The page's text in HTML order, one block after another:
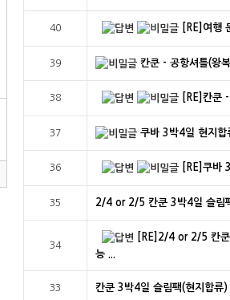
40 [RE]여행
39 칸쿤 - 공항셔틀(왕
38 [RE]칸쿤
37 쿠바 3박4일 현지합
36 [RE]쿠바
35 2/4 or 2/5 칸쿤 3박4일 슬림
34
[RE]2/4 or 2/5 칸
능 ...
33 칸쿤 3박4일 슬림팩(현지합류)